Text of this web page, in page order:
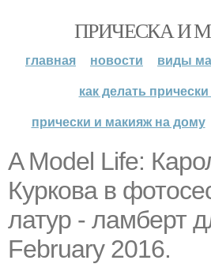
ПРИЧЕСКА И
главная новости
виды
как делать
прически и макияж на дому
A Model Life:
Куркова в
латур - ламберт
February 2016.